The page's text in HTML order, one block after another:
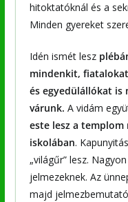
hitoktatóknál és a
Minden gyereket
Idén ismét lesz
mindenkit,
és egyedülállókat is
várunk. A vidám
este lesz a
iskolában.
„világűr” lesz.
jelmezeknek. Az
majd